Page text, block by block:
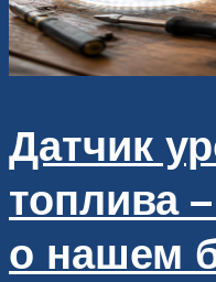
Датчик
топлива
о нашем